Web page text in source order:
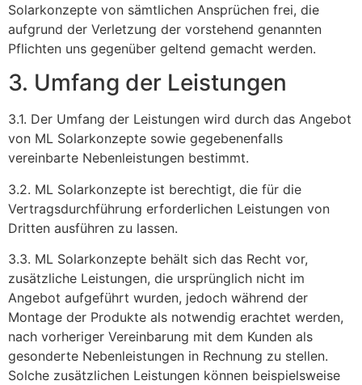
Solarkonzepte von sämtlichen Ansprüchen frei, die
aufgrund der Verletzung der vorstehend genannten
Pflichten uns gegenüber geltend gemacht werden.
3. Umfang der Leistungen
3.1. Der Umfang der Leistungen wird durch das Angebot
von ML Solarkonzepte sowie gegebenenfalls
vereinbarte Nebenleistungen bestimmt.
3.2. ML Solarkonzepte ist berechtigt, die für die
Vertragsdurchführung erforderlichen Leistungen von
Dritten ausführen zu lassen.
3.3. ML Solarkonzepte behält sich das Recht vor,
zusätzliche Leistungen, die ursprünglich nicht im
Angebot aufgeführt wurden, jedoch während der
Montage der Produkte als notwendig erachtet werden,
nach vorheriger Vereinbarung mit dem Kunden als
gesonderte Nebenleistungen in Rechnung zu stellen.
Solche zusätzlichen Leistungen können beispielsweise